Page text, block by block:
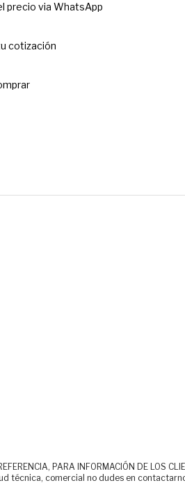
precio via WhatsApp
cotización
PARA INFORMACIÓN DE
técnica, comercial no dudes en